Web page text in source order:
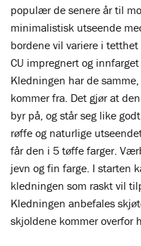
populær de senere år til
minimalistisk utseende
bordene vil variere i
CU impregnert og
Kledningen har de
kommer fra. Det gjør at
byr på, og står seg like
røffe og naturlige
får den i 5 tøffe farger.
jevn og fin farge. I starten
kledningen som raskt vil
Kledningen anbefales
skjoldene kommer overfor